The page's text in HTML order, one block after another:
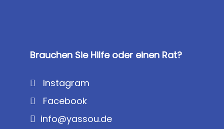
Brauchen Sie Hilfe oder einen Rat?
Instagram
Facebook
info@yassou.de